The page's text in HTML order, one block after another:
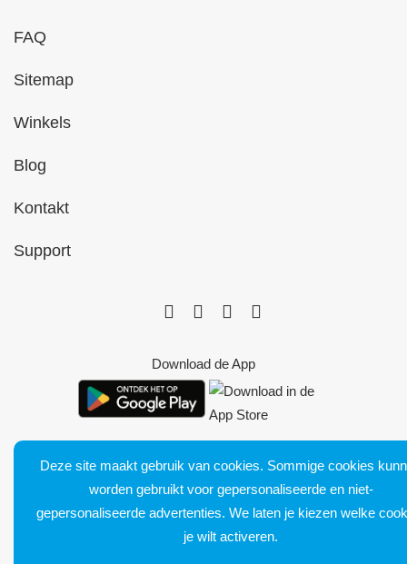
FAQ
Sitemap
Winkels
Blog
Kontakt
Support
Download de App
Bluetens. Tous droits réservés
Juridische kennisgeving
Deze site maakt gebruik van cookies. Sommige cookies
worden gebruikt voor gepersonaliseerde en niet-
gepersonaliseerde advertenties. We laten je kiezen welke
je wilt activeren.